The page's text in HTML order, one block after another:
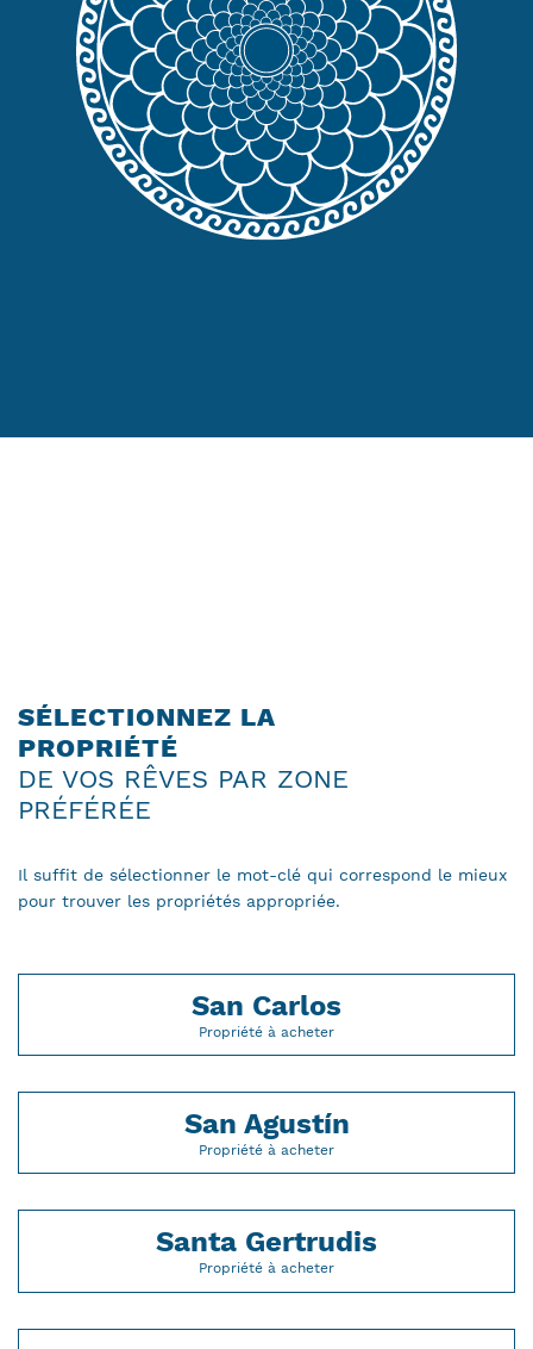
SÉLECTIONNEZ LA
PROPRIÉTÉ
DE VOS RÊVES PAR ZONE
PRÉFÉRÉE
Il suffit de sélectionner le mot-clé qui correspond le mieux
pour trouver les propriétés appropriée.
San Carlos
Propriété à acheter
San Agustín
Propriété à acheter
Santa Gertrudis
Propriété à acheter